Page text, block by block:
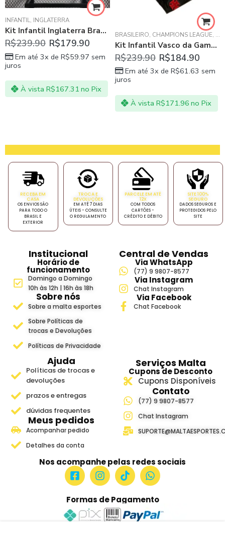
INFANTIL, INGLATERRA
Kit Infantil Inglaterra Branca Unissex 22/23
R$239.90 R$179.90
Em até 3x de R$59.97 sem
juros
À vista R$167.31 no Pix
BRASILEIRO, CHAMPIONS LEAGUE,
Kit Infantil Vasco da Gama Branca Unissex 22/23
R$239.90 R$184.90
Em até 3x de R$61.63 sem
juros
À vista R$171.96 no Pix
RECEBA EM
CASA
OS ENVIOS SÃO
PARA TODO O
BRASIL E
EXTERIOR
TROCA E
DEVOLUÇÕES
EM ATÉ 7 DIAS
ÚTEIS - CONSULTE
O REGULAMENTO
PARCELE EM ATÉ
12X
COM TODOS
CARTÕES -
CRÉDITO E DÉBITO
SITE 100%
SEGURO
DADOS SEGUROS E
PROTEGIDOS PELO
SITE
Institucional
Horário de
funcionamento
Domingo a Domingo
10h às 12h | 16h às 18h
Sobre nós
Sobre a malta esportes
Sobre Políticas de
trocas e Devoluções
Políticas de Privacidade
Central de Vendas
Via WhatsApp
(77) 9 9807-8577
Via Instagram
Chat Instagram
Via Facebook
Chat Facebook
Ajuda
Políticas de trocas e
devoluções
prazos e entregas
dúvidas frequentes
Meus pedidos
Acompanhar pedido
Detalhes da conta
Serviços Malta
Cupons de Desconto
Cupons Disponíveis
Contato
(77) 9 9807-8577
Chat Instagram
Nos acompanhe pelas redes sociais
Formas de Pagamento